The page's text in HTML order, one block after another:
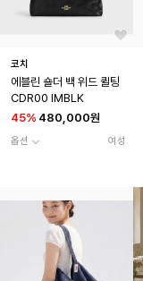
코치
에블린 숄더 백 위드 퀼팅
CDR00 IMBLK
45% 480,000원
옵션 여성